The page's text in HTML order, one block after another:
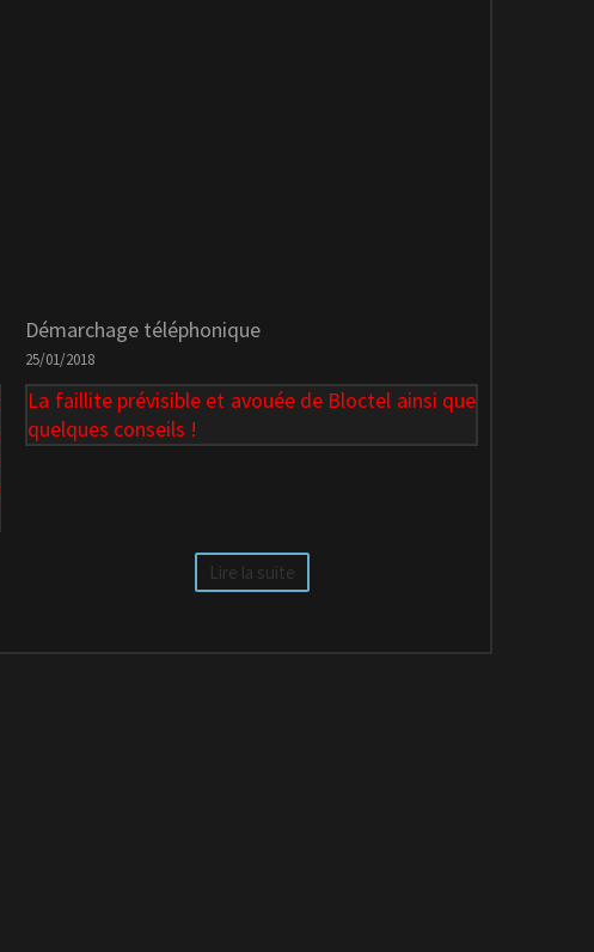
Démarchage téléphonique
25/01/2018
La faillite prévisible et avouée de Bloctel ainsi que
quelques conseils !
Lire la suite